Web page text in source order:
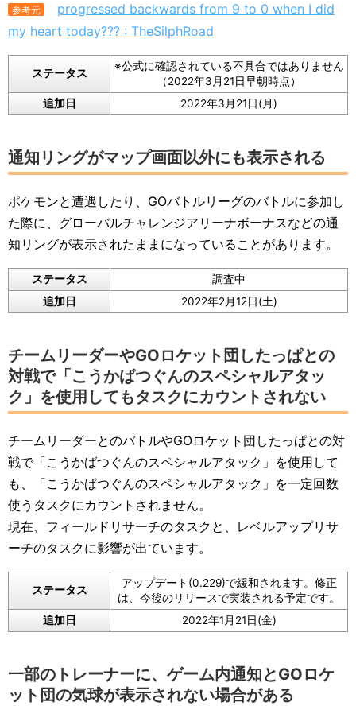
参考元
progressed backwards from 9 to 0 when I did
my heart today??? : TheSilphRoad
ステータス
※公式に確認されている不具合ではありません
（2022年3月21日早朝時点）
追加日
2022年3月21日(月)
通知リングがマップ画面以外にも表示される
ポケモンと遭遇したり、GOバトルリーグのバトルに参加し
た際に、グローバルチャレンジアリーナボーナスなどの通
知リングが表示されたままになっていることがあります。
ステータス
調査中
追加日
2022年2月12日(土)
チームリーダーやGOロケット団したっぱとの
対戦で「こうかばつぐんのスペシャルアタッ
ク」を使用してもタスクにカウントされない
チームリーダーとのバトルやGOロケット団したっぱとの対
戦で「こうかばつぐんのスペシャルアタック」を使用して
も、「こうかばつぐんのスペシャルアタック」を一定回数
使うタスクにカウントされません。
現在、フィールドリサーチのタスクと、レベルアップリサ
ーチのタスクに影響が出ています。
ステータス
アップデート(0.229)で緩和されます。修正
は、今後のリリースで実装される予定です。
追加日
2022年1月21日(金)
一部のトレーナーに、ゲーム内通知とGOロケ
ット団の気球が表示されない場合がある